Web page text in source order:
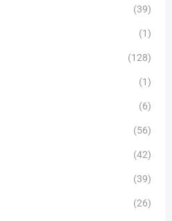
(39)
(1)
(128)
(1)
(6)
(56)
(42)
(39)
(26)